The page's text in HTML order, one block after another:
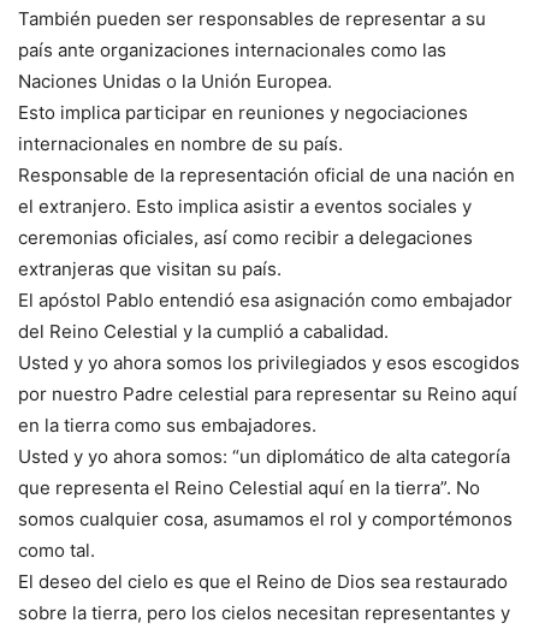
También pueden ser responsables de representar a su
país ante organizaciones internacionales como las
Naciones Unidas o la Unión Europea.
Esto implica participar en reuniones y negociaciones
internacionales en nombre de su país.
Responsable de la representación oficial de una nación en
el extranjero. Esto implica asistir a eventos sociales y
ceremonias oficiales, así como recibir a delegaciones
extranjeras que visitan su país.
El apóstol Pablo entendió esa asignación como embajador
del Reino Celestial y la cumplió a cabalidad.
Usted y yo ahora somos los privilegiados y esos escogidos
por nuestro Padre celestial para representar su Reino aquí
en la tierra como sus embajadores.
Usted y yo ahora somos: “un diplomático de alta categoría
que representa el Reino Celestial aquí en la tierra”. No
somos cualquier cosa, asumamos el rol y comportémonos
como tal.
El deseo del cielo es que el Reino de Dios sea restaurado
sobre la tierra, pero los cielos necesitan representantes y